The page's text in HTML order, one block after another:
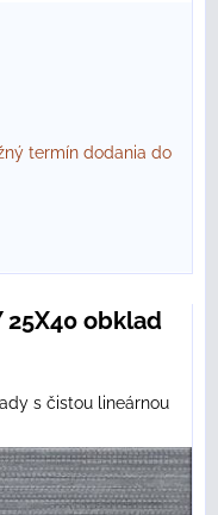
termín dodania do
25X40 obklad
s čistou lineárnou